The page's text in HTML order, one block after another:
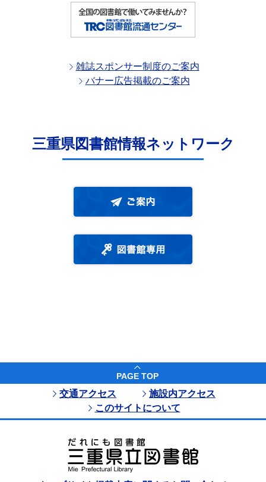
雑誌スポンサー制度のご案内
バナー広告掲載のご案内
三重県図書館情報ネットワーク
PAGE TOP
交通アクセス
施設内アクセス
このサイトについて